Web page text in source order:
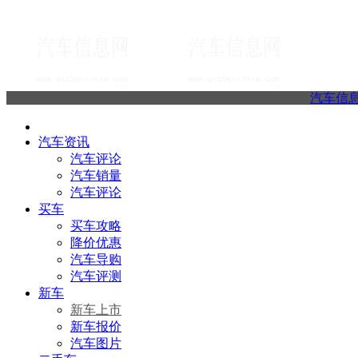
汽车信
汽车资讯
汽车评论
汽车销量
汽车评论
买车
买车攻略
降价优惠
汽车导购
汽车评测
新车
新车上市
新车报价
汽车图片